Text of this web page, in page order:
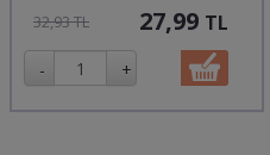
32,93 TL 27,99 TL